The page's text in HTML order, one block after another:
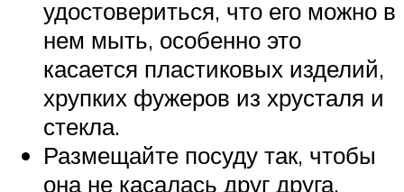
удостовериться, что его можно в
нем мыть, особенно это
касается пластиковых изделий,
хрупких фужеров из хрусталя и
стекла.
Размещайте посуду так, чтобы
она не касалась друг друга.